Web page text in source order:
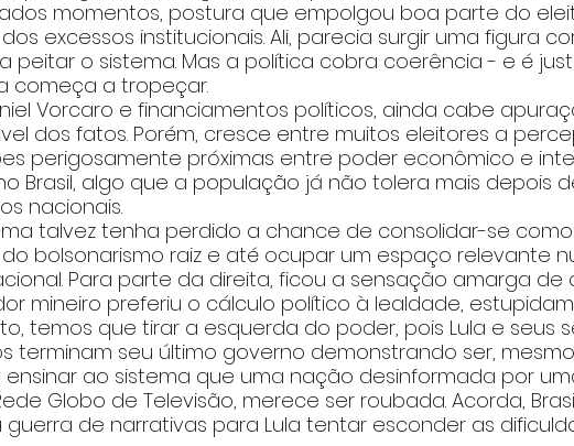
momentos, postura que empolgou boa parte do
excessos institucionais. Ali, parecia surgir uma figura
peitar o sistema. Mas a política cobra coerência - e é
começa a tropeçar.
Vorcaro e financiamentos políticos, ainda cabe
dos fatos. Porém, cresce entre muitos eleitores a
perigosamente próximas entre poder econômico e
Brasil, algo que a população já não tolera mais depois
nacionais.
talvez tenha perdido a chance de consolidar-se
bolsonarismo raiz e até ocupar um espaço relevante
Para parte da direita, ficou a sensação amarga de
mineiro preferiu o cálculo político à lealdade,
temos que tirar a esquerda do poder, pois Lula e seus
terminam seu último governo demonstrando ser,
ensinar ao sistema que uma nação desinformada por
Globo de Televisão, merece ser roubada. Acorda,
guerra de narrativas para Lula tentar esconder as